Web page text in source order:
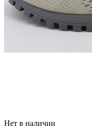
Нет в наличии